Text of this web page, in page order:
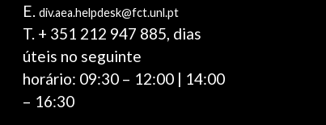
E. div.aea.helpdesk@fct.unl.pt
T. + 351 212 947 885, dias
úteis no seguinte
horário: 09:30 – 12:00 | 14:00
– 16:30